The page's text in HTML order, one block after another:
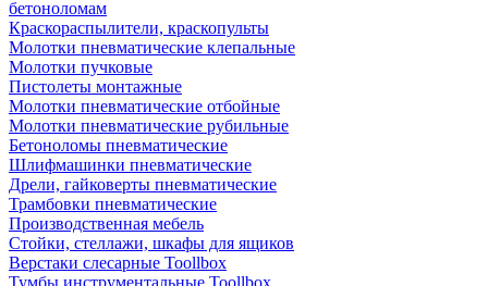
бетоноломам
Краскораспылители, краскопульты
Молотки пневматические клепальные
Молотки пучковые
Пистолеты монтажные
Молотки пневматические отбойные
Молотки пневматические рубильные
Бетоноломы пневматические
Шлифмашинки пневматические
Дрели, гайковерты пневматические
Трамбовки пневматические
Производственная мебель
Стойки, стеллажи, шкафы для ящиков
Верстаки слесарные Toollbox
Тумбы инструментальные Toollbox